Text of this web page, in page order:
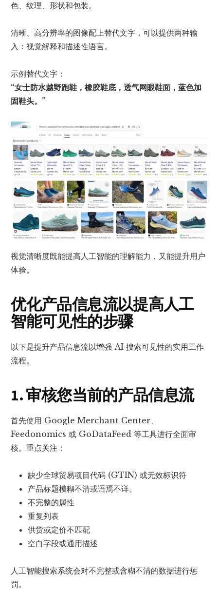
色、纹理、形状和包装。
清晰、高分辨率的图像配上替代文字 ，可以提供两种输
入：视觉解释和描述性语言。
示例替代文字：
“女士防水越野跑鞋，橡胶鞋底，透气网眼鞋面，蓝色加
固鞋头。”
视觉清晰度既能提高人工智能的理解能力，又能提升用户
体验。
优化产品信息流以提高人工
智能可见性的步骤
以下是提升产品信息流以增强 AI 搜索可见性的实用工作
流程。
1. 审核您当前的产品信息流
首先使用 Google Merchant Center、
Feedonomics 或 GoDataFeed 等工具进行全面审
核。重点关注：
缺少全球贸易项目代码 (GTIN) 或无效标识符
产品标题模糊不清或语焉不详。
不完整的属性
重复列表
供货或定价不匹配
空白字段或通用描述
人工智能搜索系统会对不完整或含糊不清的数据进行惩
罚。